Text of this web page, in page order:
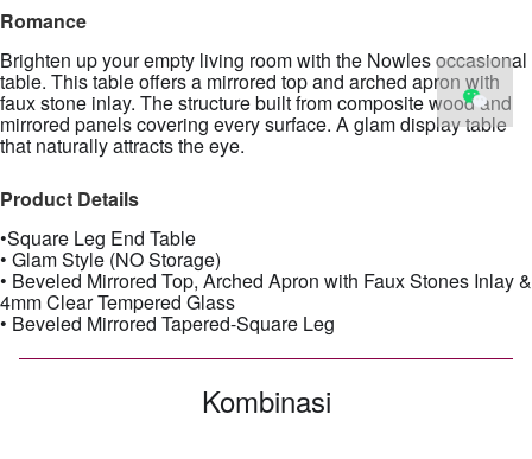
Romance
Brighten up your empty living room with the Nowles occasional
table. This table offers a mirrored top and arched apron with
faux stone inlay. The structure built from composite wood and
mirrored panels covering every surface. A glam display table
that naturally attracts the eye.
Product Details
•Square Leg End Table
• Glam Style (NO Storage)
• Beveled Mirrored Top, Arched Apron with Faux Stones Inlay &
4mm Clear Tempered Glass
• Beveled Mirrored Tapered-Square Leg
Kombinasi